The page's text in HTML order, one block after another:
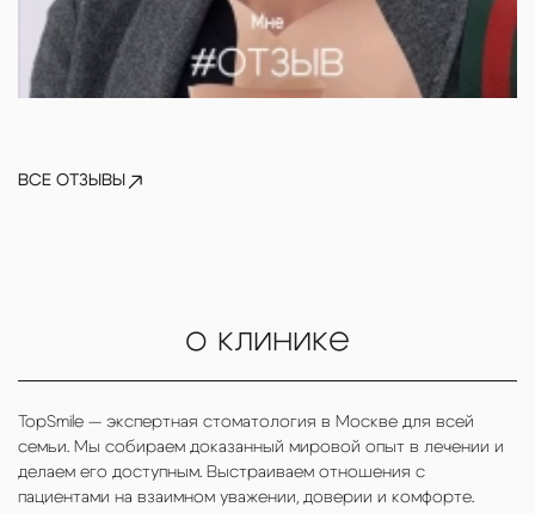
ВСЕ ОТЗЫВЫ
Артем
о клинике
TopSmile — экспертная стоматология в Москве для всей
семьи. Мы собираем доказанный мировой опыт в лечении и
делаем его доступным. Выстраиваем отношения с
пациентами на взаимном уважении, доверии и комфорте.